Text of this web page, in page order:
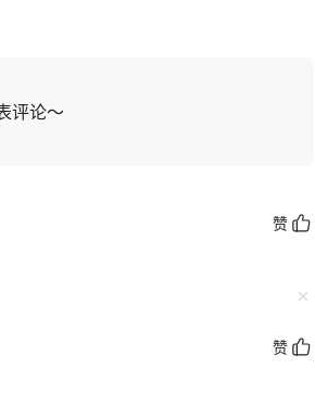
评论～
赞
赞